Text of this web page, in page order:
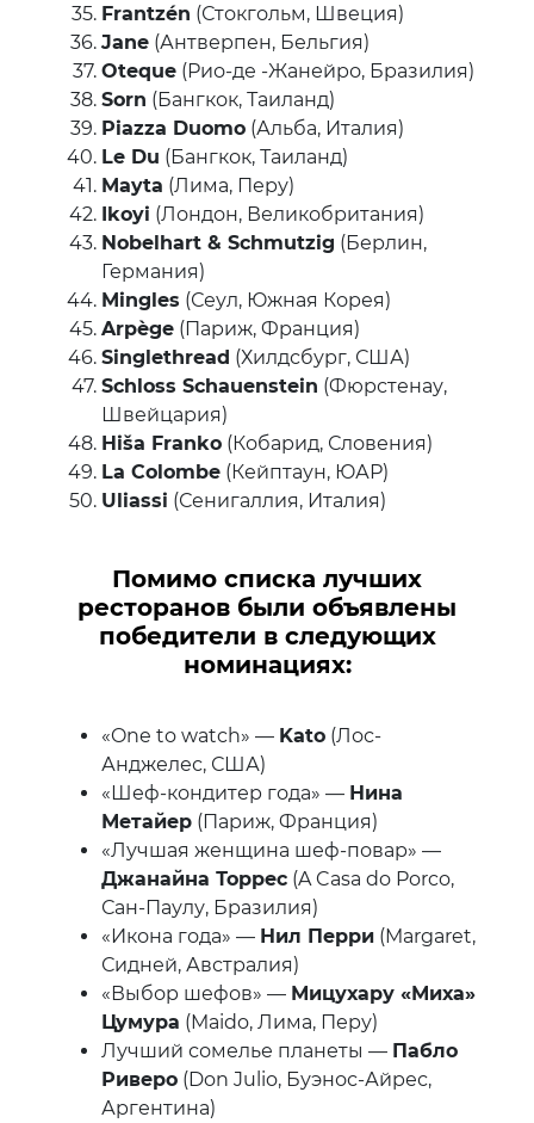
Frantzén (Стокгольм, Швеция)
Jane (Антверпен, Бельгия)
Oteque (Рио-де -Жанейро, Бразилия)
Sorn (Бангкок, Таиланд)
Piazza Duomo (Альба, Италия)
Le Du (Бангкок, Таиланд)
Mayta (Лима, Перу)
Ikoyi (Лондон, Великобритания)
Nobelhart & Schmutzig (Берлин,
Германия)
Mingles (Сеул, Южная Корея)
Arpège (Париж, Франция)
Singlethread (Хилдсбург, США)
Schloss Schauenstein (Фюрстенау,
Швейцария)
Hiša Franko (Кобарид, Словения)
La Colombe (Кейптаун, ЮАР)
Uliassi (Сенигаллия, Италия)
Помимо списка лучших
ресторанов были объявлены
победители в следующих
номинациях:
«One to watch» — Kato (Лос-
Анджелес, США)
«Шеф-кондитер года» — Нина
Метайер (Париж, Франция)
«Лучшая женщина шеф-повар» —
Джанайна Торрес (A Casa do Porco,
Сан-Паулу, Бразилия)
«Икона года» — Нил Перри (Margaret,
Сидней, Австралия)
«Выбор шефов» — Мицухару «Миха»
Цумура (Maido, Лима, Перу)
Лучший сомелье планеты — Пабло
Риверо (Don Julio, Буэнос-Айрес,
Аргентина)